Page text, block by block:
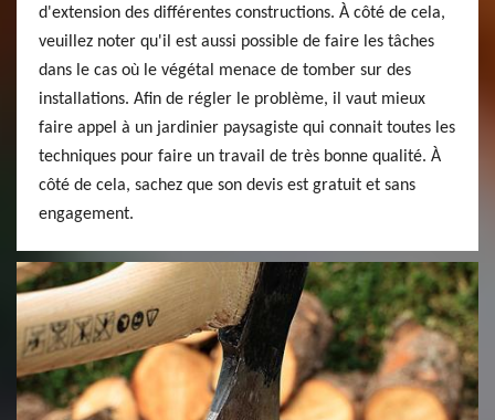
d'extension des différentes constructions. À côté de cela,
veuillez noter qu'il est aussi possible de faire les tâches
dans le cas où le végétal menace de tomber sur des
installations. Afin de régler le problème, il vaut mieux
faire appel à un jardinier paysagiste qui connait toutes les
techniques pour faire un travail de très bonne qualité. À
côté de cela, sachez que son devis est gratuit et sans
engagement.